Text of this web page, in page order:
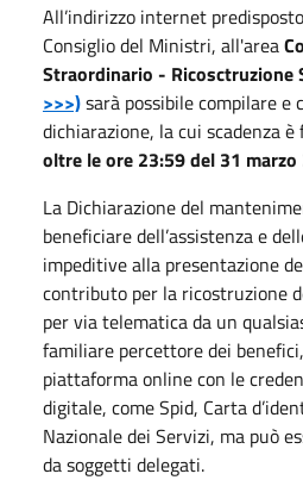
All’indirizzo internet
Consiglio del Ministri, all'area
Straordinario - Ricosctruzione
>>>)sarà possibile compilare e
dichiarazione, la cui scadenza è
oltre le ore 23:59 del 31
La Dichiarazione del
beneficiare dell’assistenza e
impeditive alla presentazione
contributo per la ricostruzione
per via telematica da un
familiare percettore dei
piattaforma online con le
digitale, come Spid, Carta
Nazionale dei Servizi, ma può
da soggetti delegati.